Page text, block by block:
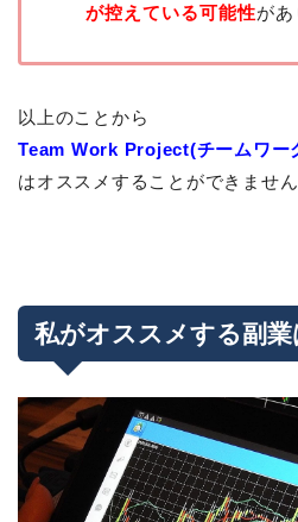
が控えている可能性があ
以上のことから
Team Work Project(チームワー
はオススメすることができません
私がオススメする副業